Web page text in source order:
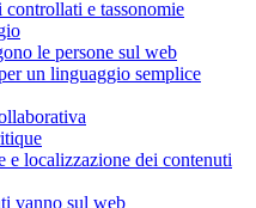
e tassonomie
le persone sul web
un linguaggio semplice
e localizzazione dei contenuti
vanno sul web